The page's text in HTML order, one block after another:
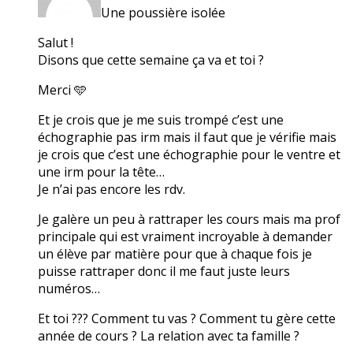
Une poussière isolée
Salut !
Disons que cette semaine ça va et toi ?
Merci 🩵
Et je crois que je me suis trompé c’est une
échographie pas irm mais il faut que je vérifie mais
je crois que c’est une échographie pour le ventre et
une irm pour la tête…
Je n’ai pas encore les rdv.
Je galère un peu à rattraper les cours mais ma prof
principale qui est vraiment incroyable à demander
un élève par matière pour que à chaque fois je
puisse rattraper donc il me faut juste leurs
numéros…
Et toi ??? Comment tu vas ? Comment tu gère cette
année de cours ? La relation avec ta famille ?